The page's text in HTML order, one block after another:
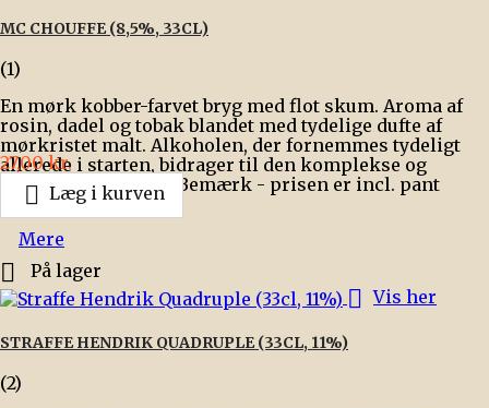
MC CHOUFFE (8,5%, 33CL)
(1)
En mørk kobber-farvet bryg med flot skum. Aroma af
rosin, dadel og tobak blandet med tydelige dufte af
mørkristet malt. Alkoholen, der fornemmes tydeligt
allerede i starten, bidrager til den komplekse og
foranderlige smag. Bemærk - prisen er incl. pant
Pris
27,00 kr.
 Læg i kurven
Mere
 På lager
 Vis her
STRAFFE HENDRIK QUADRUPLE (33CL, 11%)
(2)